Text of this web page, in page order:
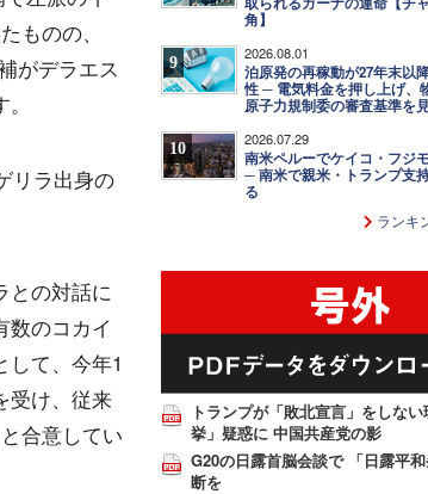
ものの、
がデラエス
リラ出身の
との対話に
数のコカイ
して、今年1
受け、従来
合意してい
角】
9 2026.08.01
泊原発の再稼動が27年末以
性 ─ 電気料金を押し上げ、
原子力規制委の審査基準を
10 2026.07.29
南米ペルーでケイコ・フジ
─ 南米で親米・トランプ支
る
ランキ
トランプが「敗北宣言」をしな
挙」疑惑に 中国共産党の影
G20の日露首脳会談で 「日露平
断を